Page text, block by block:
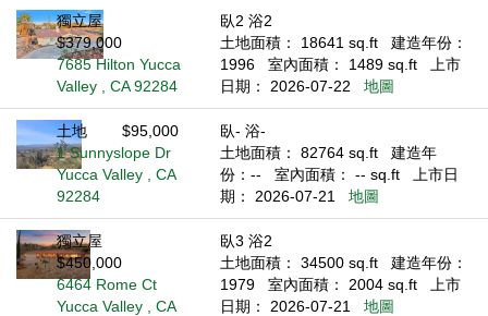
獨立屋
$379,000
7685 Hilton Yucca
Valley , CA 92284
臥2 浴2
土地面積： 18641 sq.ft
建造年份：
1996
室內面積： 1489 sq.ft
上市
日期： 2026-07-22
地圖
土地
$95,000
1 Sunnyslope Dr
Yucca Valley , CA
92284
臥- 浴-
土地面積： 82764 sq.ft
建造年
份：--
室內面積： -- sq.ft
上市日
期： 2026-07-21
地圖
獨立屋
$450,000
6464 Rome Ct
Yucca Valley , CA
臥3 浴2
土地面積： 34500 sq.ft
建造年份：
1979
室內面積： 2004 sq.ft
上市
日期： 2026-07-21
地圖